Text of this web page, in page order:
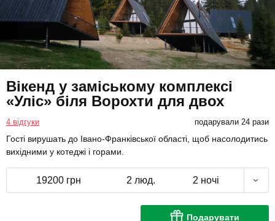
Вікенд у заміському комплексі
«Уліс» біля Ворохти для двох
4 відгуки подарували 24 рази
Гості вирушать до Івано-Франківської області, щоб насолодитись
вихідними у котеджі і горами.
19200 грн 2 люд. 2 ночі
Подарувати